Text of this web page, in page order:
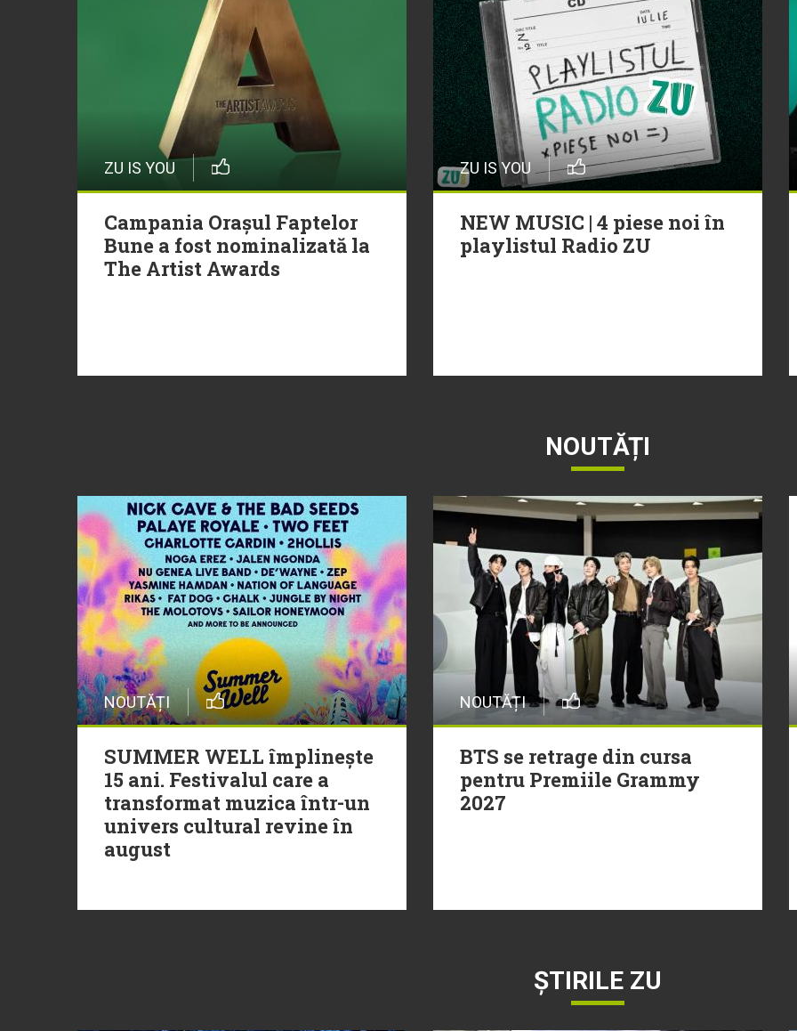
ZU IS YOU
Campania Orașul Faptelor
Bune a fost nominalizată la
The Artist Awards
ZU IS YOU
NEW MUSIC | 4 piese noi în
playlistul Radio ZU
NOUTĂȚI
NOUTĂȚI
SUMMER WELL împlinește
15 ani. Festivalul care a
transformat muzica într-un
univers cultural revine în
august
NOUTĂȚI
BTS se retrage din cursa
pentru Premiile Grammy
2027
ȘTIRILE ZU